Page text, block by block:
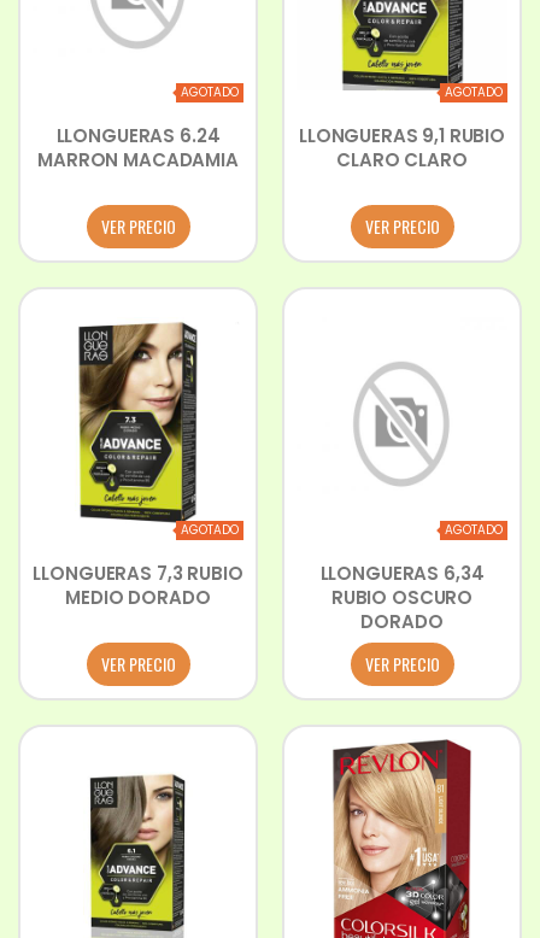
AGOTADO
LLONGUERAS 6.24
MARRON MACADAMIA
VER PRECIO
AGOTADO
LLONGUERAS 9,1 RUBIO
CLARO CLARO
VER PRECIO
AGOTADO
LLONGUERAS 7,3 RUBIO
MEDIO DORADO
VER PRECIO
AGOTADO
LLONGUERAS 6,34
RUBIO OSCURO
DORADO
VER PRECIO